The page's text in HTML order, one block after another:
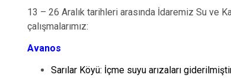
13 – 26 Aralık tarihleri arasında İdaremiz Su
çalışmalarımız:
Avanos
Sarılar Köyü: İçme suyu arızaları